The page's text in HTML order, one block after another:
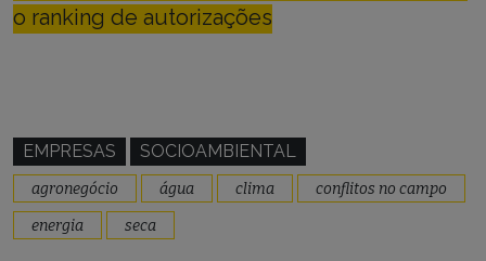
o ranking de autorizações
EMPRESAS SOCIOAMBIENTAL
agronegócio água clima
conflitos no campo
energia
seca